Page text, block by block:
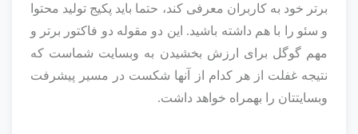
برتر خود به کاربران معرفی کند، حتما باید پکیج تولید محتوا
و سئو را با هم داشته باشید. این دو مقوله دو فاکتور برتر و
مهم گوگل برای ارزش بخشیدن به وبسایت شماست که
نتیجه غفلت از هر کدام از آنها شکست در مسیر پیشرفت
وبسایتتان را بهمراه خواهد داشت.